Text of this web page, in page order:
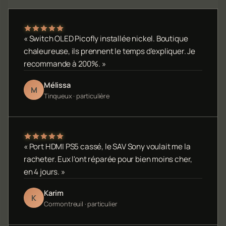
« Switch OLED Picofly installée nickel. Boutique
chaleureuse, ils prennent le temps d'expliquer. Je
recommande à 200%. »
M Mélissa
Tinqueux · particulière
« Port HDMI PS5 cassé, le SAV Sony voulait me la
racheter. Eux l'ont réparée pour bien moins cher,
en 4 jours. »
K Karim
Cormontreuil · particulier